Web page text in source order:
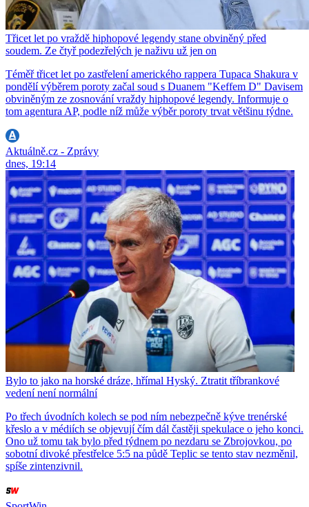
Třicet let po vraždě hiphopové legendy stane obviněný před
soudem. Ze čtyř podezřelých je naživu už jen on
Téměř třicet let po zastřelení amerického rappera Tupaca Shakura v
pondělí výběrem poroty začal soud s Duanem "Keffem D" Davisem
obviněným ze zosnování vraždy hiphopové legendy. Informuje o
tom agentura AP, podle níž může výběr poroty trvat většinu týdne.
Aktuálně.cz - Zprávy
dnes, 19:14
Bylo to jako na horské dráze, hřímal Hyský. Ztratit tříbrankové
vedení není normální
Po třech úvodních kolech se pod ním nebezpečně kýve trenérské
křeslo a v médiích se objevují čím dál častěji spekulace o jeho konci.
Ono už tomu tak bylo před týdnem po nezdaru se Zbrojovkou, po
sobotní divoké přestřelce 5:5 na půdě Teplic se tento stav nezměnil,
spíše zintenzivnil.